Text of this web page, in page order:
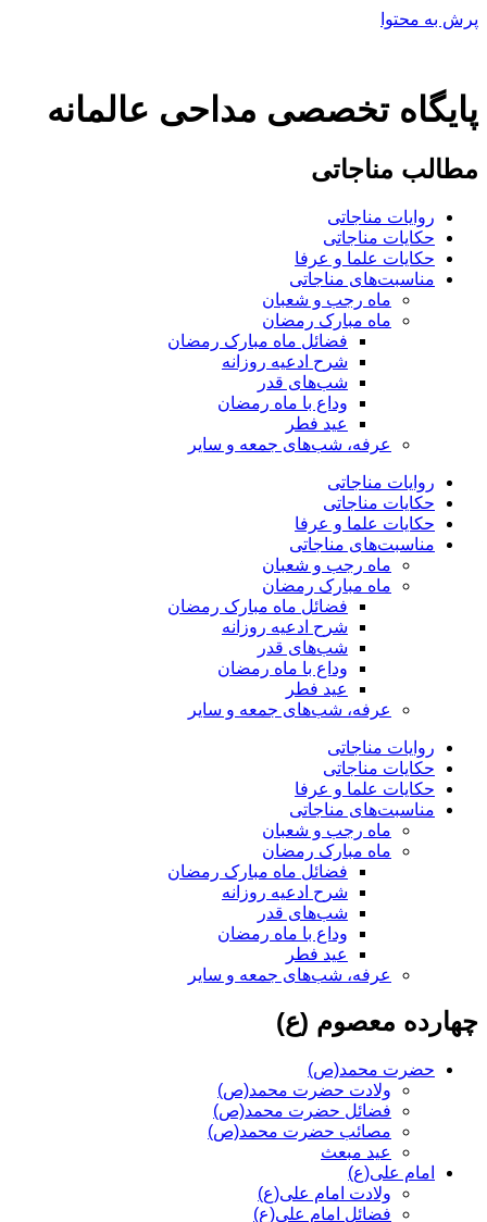
پرش به محتوا
پایگاه تخصصی مداحی عالمانه
مطالب مناجاتی
روایات مناجاتی
حکایات مناجاتی
حکایات علما و عرفا
مناسبت‌های مناجاتی
ماه رجب و شعبان
ماه مبارک رمضان
فضائل ماه مبارک رمضان
شرح ادعیه روزانه
شب‌های قدر
وداع با ماه رمضان
عید فطر
عرفه، شب‌های جمعه و سایر
روایات مناجاتی
حکایات مناجاتی
حکایات علما و عرفا
مناسبت‌های مناجاتی
ماه رجب و شعبان
ماه مبارک رمضان
فضائل ماه مبارک رمضان
شرح ادعیه روزانه
شب‌های قدر
وداع با ماه رمضان
عید فطر
عرفه، شب‌های جمعه و سایر
روایات مناجاتی
حکایات مناجاتی
حکایات علما و عرفا
مناسبت‌های مناجاتی
ماه رجب و شعبان
ماه مبارک رمضان
فضائل ماه مبارک رمضان
شرح ادعیه روزانه
شب‌های قدر
وداع با ماه رمضان
عید فطر
عرفه، شب‌های جمعه و سایر
چهارده معصوم (ع)
حضرت محمد(ص)
ولادت حضرت محمد(ص)
فضائل حضرت محمد(ص)
مصائب حضرت محمد(ص)
عید مبعث
امام علی(ع)
ولادت امام علی(ع)
فضائل امام علی(ع)